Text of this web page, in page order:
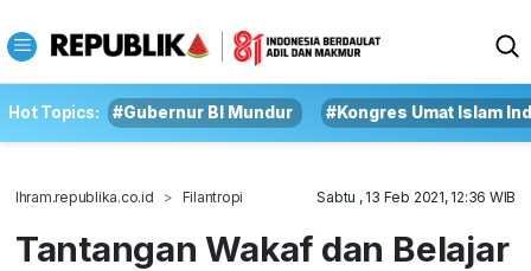
Hot Topics: #Gubernur BI Mundur #Kongres Umat Islam
Ihram.republika.co.id Filantropi Sabtu , 13 Feb 2021, 12:36 WIB
Tantangan Wakaf dan Belajar